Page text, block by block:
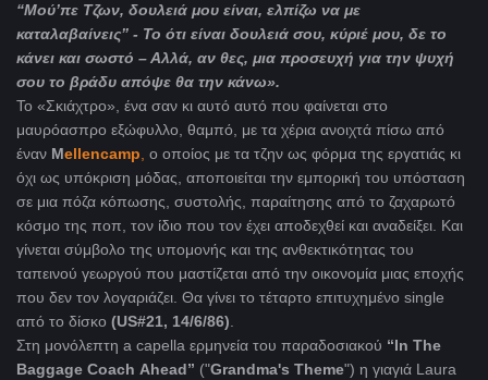
“Μού’πε Τζων, δουλειά μου είναι, ελπίζω να με
καταλαβαίνεις” - Το ότι είναι δουλειά σου, κύριέ μου, δε το
κάνει και σωστό – Αλλά, αν θες, μια προσευχή για την ψυχή
σου το βράδυ απόψε θα την κάνω».
Το «Σκιάχτρο», ένα σαν κι αυτό αυτό που φαίνεται στο
μαυρόασπρο εξώφυλλο, θαμπό, με τα χέρια ανοιχτά πίσω από
έναν Mellencamp, ο οποίος με τα τζην ως φόρμα της εργατιάς κι
όχι ως υπόκριση μόδας, αποποιείται την εμπορική του υπόσταση
σε μια πόζα κόπωσης, συστολής, παραίτησης από το ζαχαρωτό
κόσμο της ποπ, τον ίδιο που τον έχει αποδεχθεί και αναδείξει. Και
γίνεται σύμβολο της υπομονής και της ανθεκτικότητας του
ταπεινού γεωργού που μαστίζεται από την οικονομία μιας εποχής
που δεν τον λογαριάζει. Θα γίνει το τέταρτο επιτυχημένο single
από το δίσκο (US#21, 14/6/86).
Στη μονόλεπτη a capella ερμηνεία του παραδοσιακού “In The
Baggage Coach Ahead” ("Grandma's Theme") η γιαγιά Laura